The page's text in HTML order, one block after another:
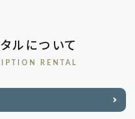
ルについて
RENTAL